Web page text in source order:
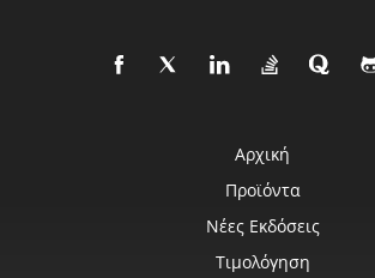
Αρχική
Προϊόντα
Νέες Εκδόσεις
Τιμολόγηση